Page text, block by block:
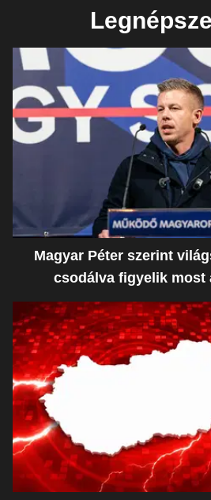
Magyar Péter szerint
csodálva figyelik most